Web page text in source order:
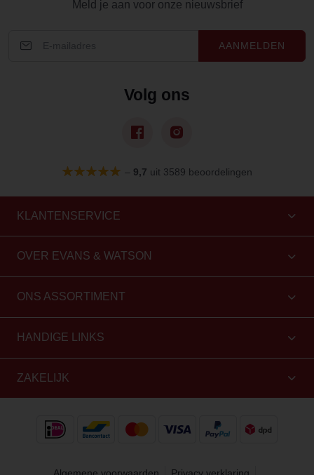
Meld je aan voor onze nieuwsbrief
AANMELDEN
Volg ons
– 9,7 uit 3589 beoordelingen
KLANTENSERVICE
OVER EVANS & WATSON
ONS ASSORTIMENT
HANDIGE LINKS
ZAKELIJK